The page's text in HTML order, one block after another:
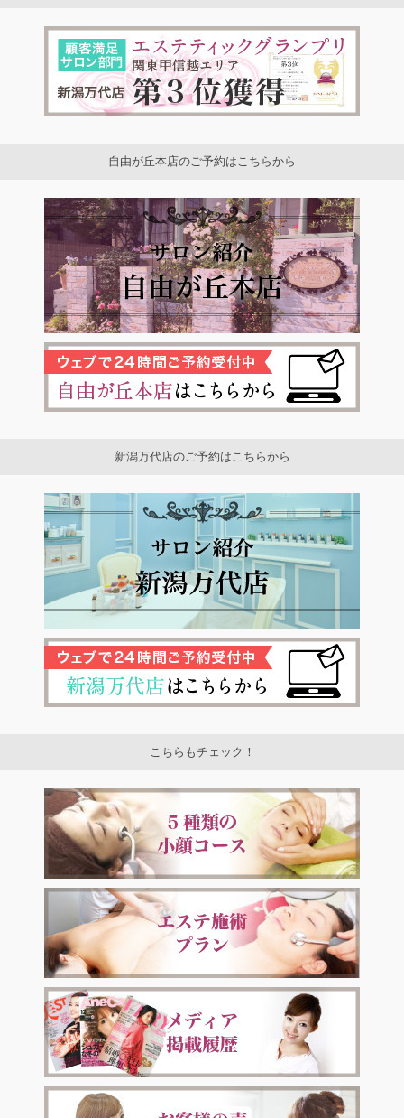
自由が丘本店のご予約はこちらから
新潟万代店のご予約はこちらから
こちらもチェック！